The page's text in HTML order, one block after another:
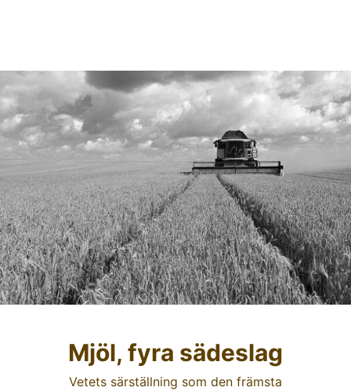
Mjöl, fyra sädeslag​
Vetets särställning som den främsta